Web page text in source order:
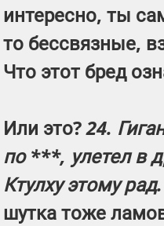
интересно, ты
то бессвязные,
Что этот бред
Или это?24.
по ***, улетел в
Ктулху этому
шутка тоже